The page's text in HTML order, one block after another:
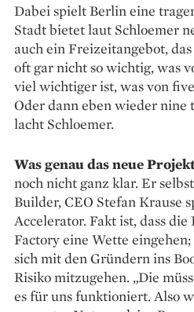
Dabei spielt Berlin eine
Stadt bietet laut Schloemer
auch ein Freizeitangebot,
oft gar nicht so wichtig, was
viel wichtiger ist, was von
Oder dann eben wieder nine
lacht Schloemer.
Was genau das neue
noch nicht ganz klar. Er
Builder, CEO Stefan Krause
Accelerator. Fakt ist, dass
Factory eine Wette
sich mit den Gründern ins
Risiko mitzugehen. „Die
es für uns funktioniert. Also